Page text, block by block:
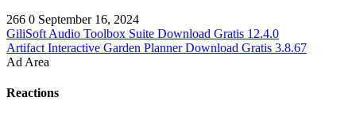
266 0 September 16, 2024
GiliSoft Audio Toolbox Suite Download Gratis 12.4.0
Artifact Interactive Garden Planner Download Gratis 3.8.67
Ad Area
Reactions